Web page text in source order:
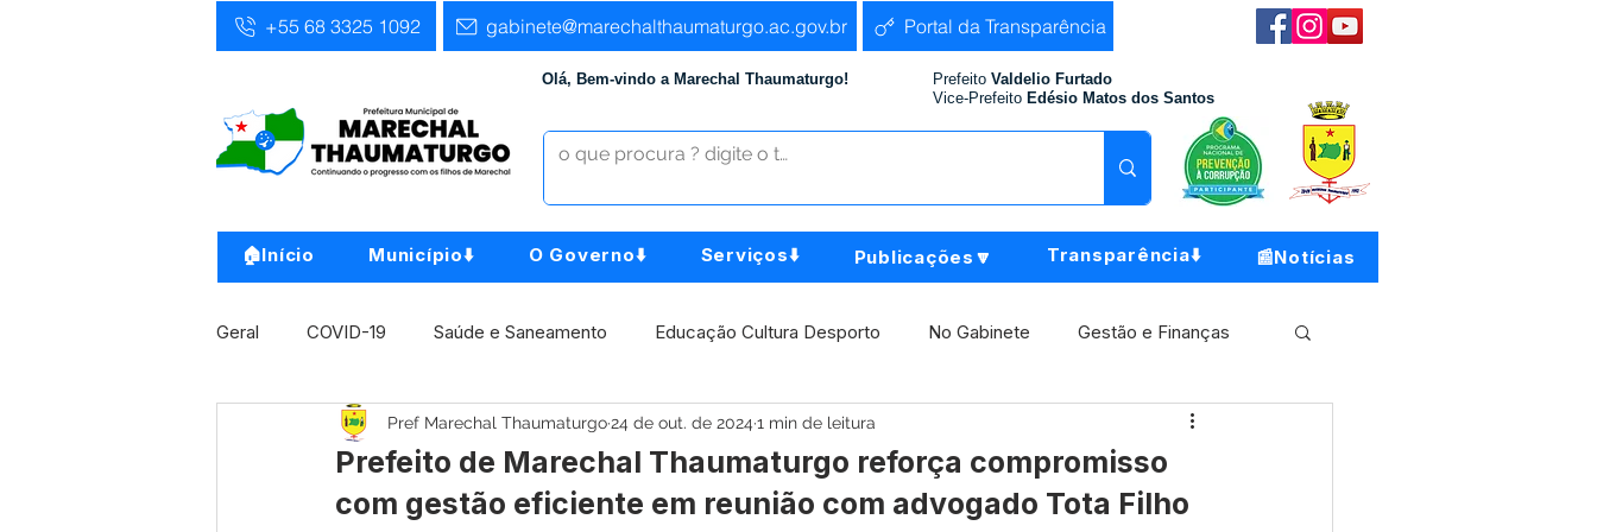
+55 68 3325 1092 gabinete@marechalthaumaturgo.ac.gov.br Portal da Transparência
Olá, Bem-vindo a Marechal Thaumaturgo! Prefeito Valdelio Furtado
Vice-Prefeito Edésio Matos dos Santos
🏠Início Município⬇️ O Governo⬇️ Serviços⬇️ Publicações🔽 Transparência⬇️ 📰Notícias
Geral COVID-19 Saúde e Saneamento Educação Cultura Desporto No Gabinete Gestão e Finanças
Infra, Obra e Transporte Assistência Social Comunidade Agricultura e Produção Meio Ambiente
Concursos Comunicado Institucional e Governo Políticas Públicas Aniversário do Município
Prefeito de Marechal Thaumaturgo reforça compromisso
com gestão eficiente em reunião com advogado Tota Filho
Pref Marechal Thaumaturgo24 de out. de 2024 1 min de leitura